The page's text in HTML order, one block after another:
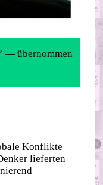
— übernommen
Konflikte
lieferten